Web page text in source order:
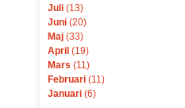
Juli (13)
Juni (20)
Maj (33)
April (19)
Mars (11)
Februari (11)
Januari (6)